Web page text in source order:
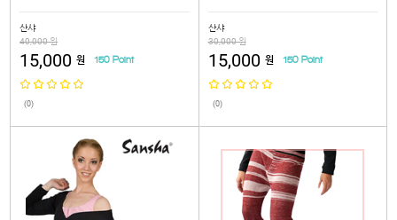
산샤
40,000 원
15,000 원 150 Point
(0)
산샤
30,000 원
15,000 원 150 Point
(0)